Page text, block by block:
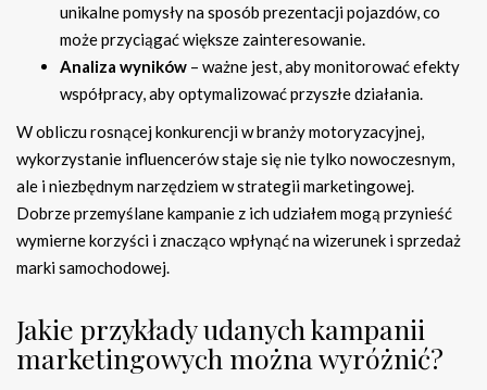
unikalne pomysły na sposób prezentacji pojazdów, co
może przyciągać większe zainteresowanie.
Analiza wyników – ważne jest, aby monitorować efekty
współpracy, aby optymalizować przyszłe działania.
W obliczu rosnącej konkurencji w branży motoryzacyjnej,
wykorzystanie influencerów staje się nie tylko nowoczesnym,
ale i niezbędnym narzędziem w strategii marketingowej.
Dobrze przemyślane kampanie z ich udziałem mogą przynieść
wymierne korzyści i znacząco wpłynąć na wizerunek i sprzedaż
marki samochodowej.
Jakie przykłady udanych kampanii
marketingowych można wyróżnić?